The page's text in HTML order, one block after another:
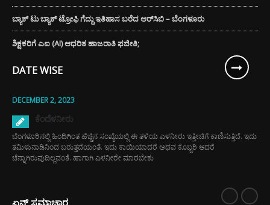
ಬ್ಯಾಕ್ ಟು ಬ್ಯಾಕ್ ಟ್ರೋಫಿ ಗೆದ್ದು ಇತಿಹಾಸ ಬರೆದ ಆರ್‌ಸಿಬಿ – ಬೆಂಗಳೂರು
ಶಿಕ್ಷಕರಿಗೆ ಎಐ (AI) ಆಧರಿತ ಹಾಜರಾತಿ ಫಜೀತಿ;
DATE WISE
DECEMBER 2, 2023
ಕೆಂದೆಳನೀರು
ಬೆಂಗಳೂರಿನಲ್ಲಿ ಹಿಂದಿಗಿಂತ ಹೆಚ್ಚಿನ ಸಂಖ್ಯೆಯಲ್ಲಿ ಈ ತಳಿಯ ಎಳನೀರು ಇತ್ತೀಚಿಗೆ ಕಾಣಿಸುತ್ತಿದೆ. ಇದು
ತಮಿಳುನಾಡಿನಿಂದ ಬರುತ್ತದೆಯಂತೆ. ಇದು ಕಾಯಿಯಾದರೆ ಅಥವ ಕೊಬ್ಬರಿ ಆದರೆ
ಚೆನ್ನಾಗಿರುವುದಿಲ್ಲವಂತೆ. ಹಾಗಾಗಿ ಎಳನೀರೇ ಮಾರಬೇಕು